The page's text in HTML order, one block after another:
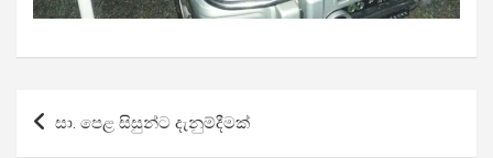
Post
navigation
සා. පෙළ සිසුන්ට දැනුම්දීමක්